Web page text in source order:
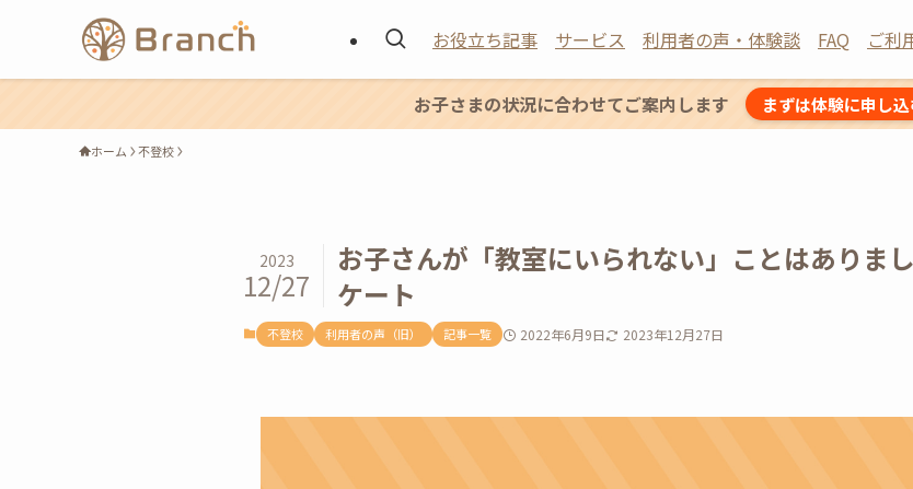
お役立ち記事 サービス 利用者の声・体験談 FAQ ご利
お子さまの状況に合わせてご案内します まずは体験に申し込
ホーム 不登校
お子さんが「教室にいられない」ことはありま
ケート
2023
12/27
不登校 利用者の声（旧） 記事一覧 2022年6月9日 2023年12月27日